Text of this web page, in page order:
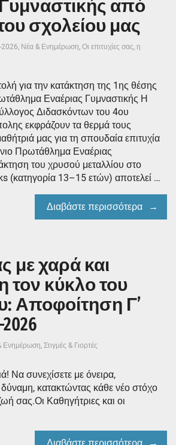
από
σχολείου μας
2026 Νέα & Ενημέρωση Οι επιτυχίες σας, η
για την κατάκτηση της 1ης θέσης
Εναέριας Γυμναστικής Η
Διδασκόντων του 4ου
εκφράζουν τα θερμά τους
μας για τη σπουδαία επιτυχία
Πρωτάθλημα Εναέριας
του χρυσού μεταλλίου στο
(κατηγορία 13–15 ετών) αποτελεί …
Διαβάστε περισσότερα
με χαρά και
τον κύκλο του
Αποφοίτηση Γ’
Ενημέρωση Στιγμές & Γιορτές
Να συνεχίσετε με όνειρα,
κατακτώντας κάθε νέο στόχο
σας.Οι Καθηγήτριες και οι
Διαβάστε περισσότερα